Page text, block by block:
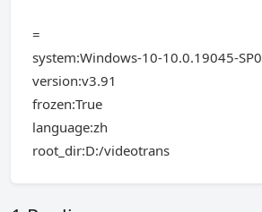
=
system:Windows-10-10.0.19045-SP0
version:v3.91
frozen:True
language:zh
root_dir:D:/videotrans